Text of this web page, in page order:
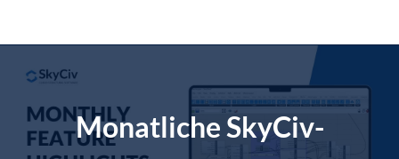
Monatliche SkyCiv-